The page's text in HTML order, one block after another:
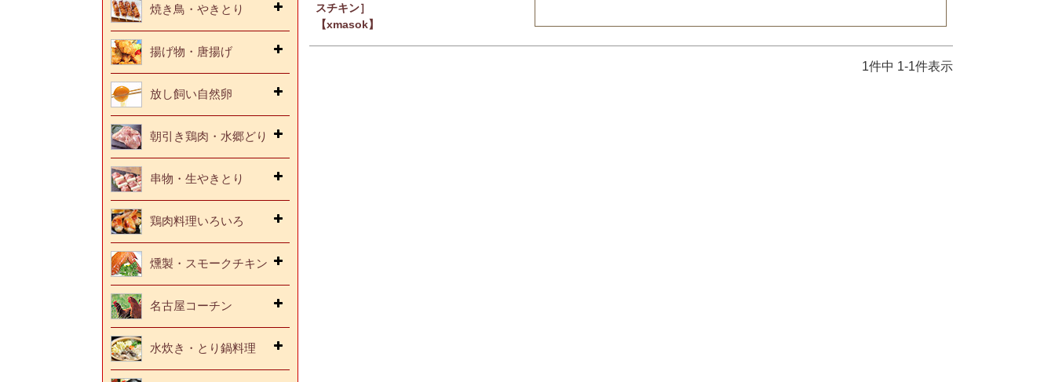
焼き鳥・やきとり
揚げ物・唐揚げ
放し飼い自然卵
朝引き鶏肉・水郷どり
串物・生やきとり
鶏肉料理いろいろ
燻製・スモークチキン
名古屋コーチン
水炊き・とり鍋料理
スチキン］
【xmasok】
1件中 1-1件表示